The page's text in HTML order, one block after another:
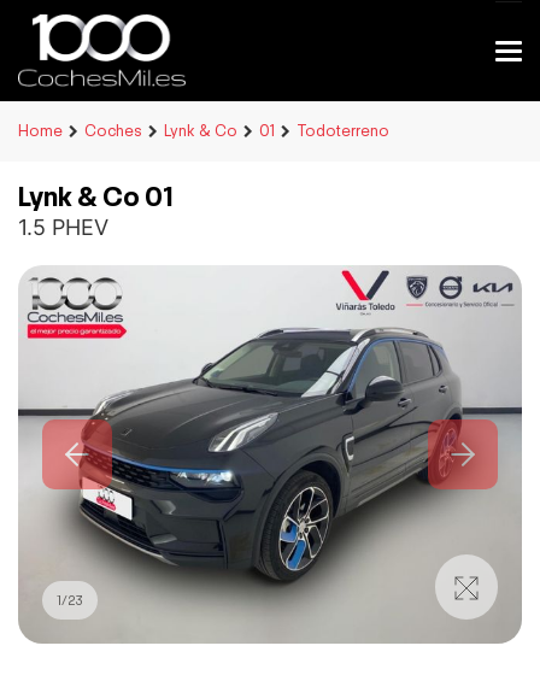
Home Coches Lynk & Co 01 Todoterreno
Lynk & Co 01
1.5 PHEV
1/23